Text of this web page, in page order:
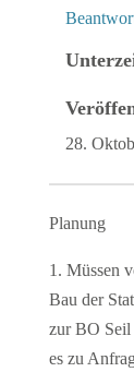
28.
Planung
1. Müssen
Bau der
zur BO Seil
es zu